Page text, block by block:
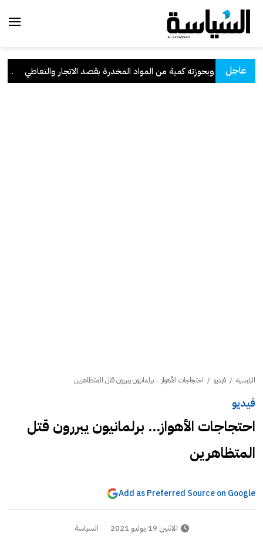
عاجلوبحوزته كمية من المواد المخدرة بقصد الاتجار والتعاطي
الرئيسية / فيديو / احتجاجات الأهواز... برلمانيون يبررون قتل المتظاهرين
فيديو
احتجاجات الأهواز... برلمانيون يبررون قتل
المتظاهرين
Add as Preferred Source on Google
الاثنين 19 يوليو 2021 السياسة